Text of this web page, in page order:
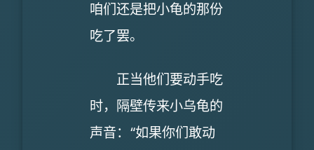
咱们还是把小龟的那份
吃了罢。
正当他们要动手吃
时，隔壁传来小乌龟的
声音：“如果你们敢动